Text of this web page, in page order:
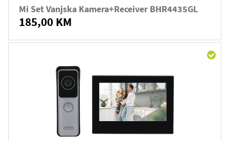
Mi Set Vanjska Kamera+receiver BHR4435GL
185,00 KM